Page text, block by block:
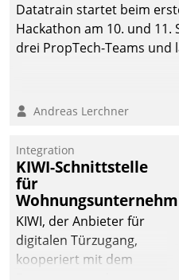
Datatrain startet beim
Hackathon am 10. und
drei PropTech-Teams und
Andreas Lerchner
Integration
KIWI-Schnittstelle
für
KIWI, der Anbieter für
digitalen Türzugang,
kooperiert mit dem